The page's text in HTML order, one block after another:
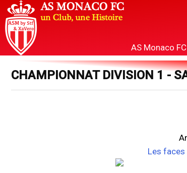
AS Monaco FC
CHAMPIONNAT DIVISION 1 -
Les